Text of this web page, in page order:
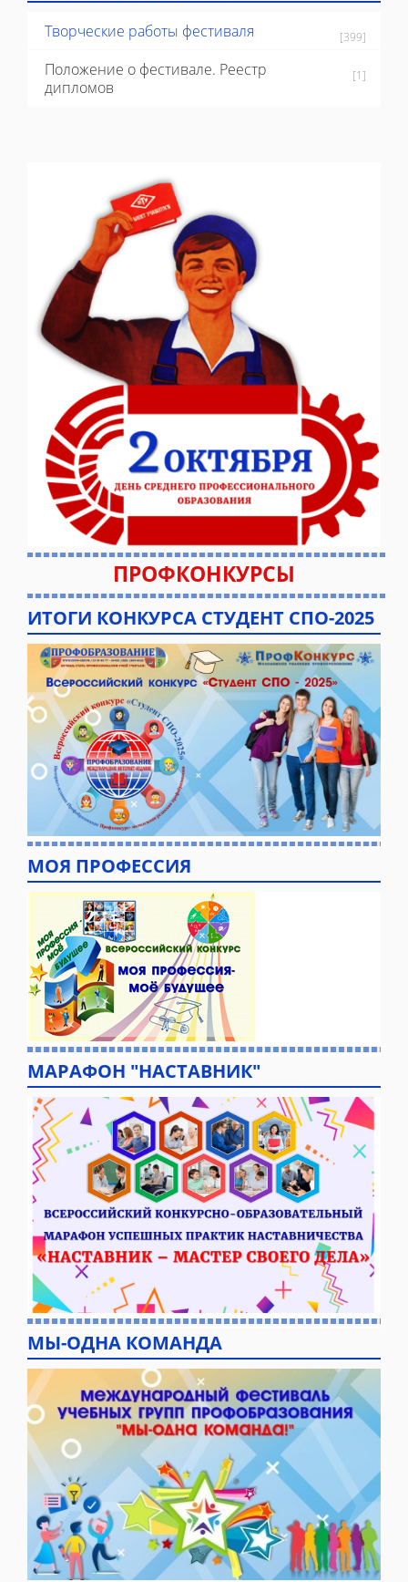
Творческие работы фестиваля [399]
Положение о фестивале. Реестр
дипломов
[1]
ПРОФКОНКУРСЫ
ИТОГИ КОНКУРСА СТУДЕНТ СПО-2025
МОЯ ПРОФЕССИЯ
МАРАФОН "НАСТАВНИК"
МЫ-ОДНА КОМАНДА